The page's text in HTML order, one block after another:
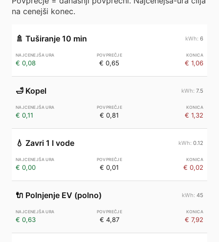
na cenejši konec.
🚿 Tuširanje 10 min 6
€ 0,08 € 0,65 € 1,06
🛁 Kopel 7.5
€ 0,11 € 0,81 € 1,32
💧 Zavri 1 l vode 0.12
€ 0,00 € 0,01 € 0,02
🔌 Polnjenje EV (polno) 45
€ 0,63 € 4,87 € 7,92